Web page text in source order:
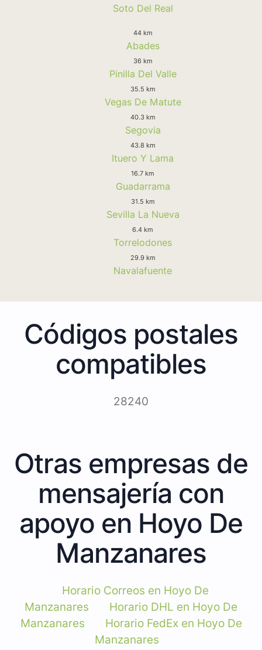
Soto Del Real
44 km
Abades
36 km
Pinilla Del Valle
35.5 km
Vegas De Matute
40.3 km
Segovia
43.8 km
Ituero Y Lama
16.7 km
Guadarrama
31.5 km
Sevilla La Nueva
6.4 km
Torrelodones
29.9 km
Navalafuente
Códigos postales
compatibles
28240
Otras empresas de
mensajería con
apoyo en Hoyo De
Manzanares
Horario Correos en Hoyo De
Manzanares
Horario DHL en Hoyo De
Manzanares
Horario FedEx en Hoyo De
Manzanares